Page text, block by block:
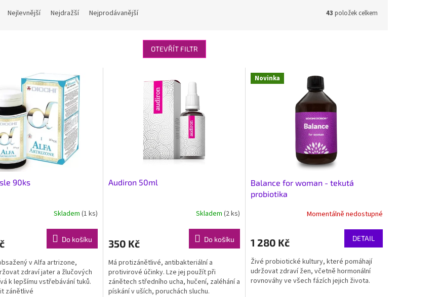
Nejlevnější Nejdražší Nejprodávanější 43 položek celkem
OTEVŘÍT FILTR
90ks
Skladem (1 ks)
Do košíku
v Alfa artrizone,
zdraví jater a žlučových
k lepšímu vstřebávání tuků.
zánětlivé
Audiron 50ml
Skladem (2 ks)
350 Kč Do košíku
Má protizánětlivé, antibakteriální a
protivirové účinky. Lze jej použít při
zánětech středního ucha, hučení, zaléhání a
pískání v uších, poruchách sluchu.
Novinka
Balance for woman - tekutá
probiotika
Momentálně nedostupné
1 280 Kč DETAIL
Živé probiotické kultury, které pomáhají
udržovat zdraví žen, včetně hormonální
rovnováhy ve všech fázích jejich života.